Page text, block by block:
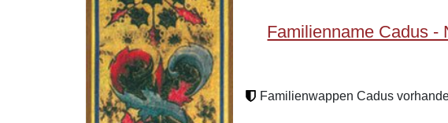
Familienname Cadus -
Familienwappen Cadus